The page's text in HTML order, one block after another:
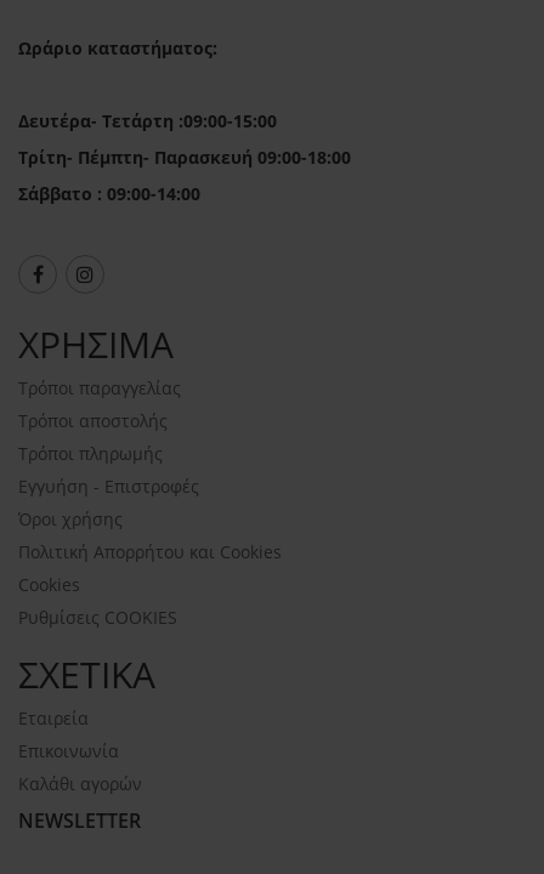
Ωράριο καταστήματος:
Δευτέρα- Τετάρτη :09:00-15:00
Τρίτη- Πέμπτη- Παρασκευή 09:00-18:00
Σάββατο : 09:00-14:00
ΧΡΗΣΙΜΑ
Τρόποι παραγγελίας
Τρόποι αποστολής
Τρόποι πληρωμής
Εγγυήση - Επιστροφές
Όροι χρήσης
Πολιτική Απορρήτου και Cookies
Cookies
Ρυθμίσεις COOKIES
ΣΧΕΤΙΚΑ
Εταιρεία
Επικοινωνία
Καλάθι αγορών
NEWSLETTER